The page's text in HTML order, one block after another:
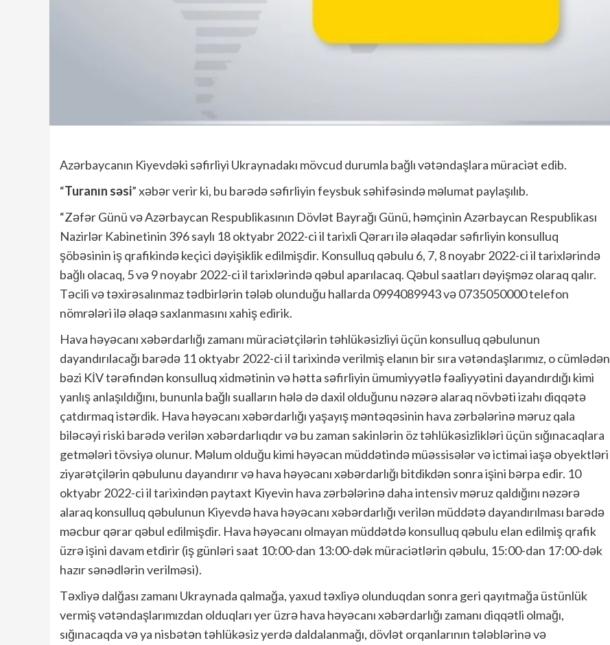
Azərbaycanın Kiyevdəki səfirliyi Ukraynadakı mövcud durumla bağlı vətəndaşlara müraciət edib.
“Turanın səsi” xəbər verir ki, bu barədə səfirliyin feysbuk səhifəsində məlumat paylaşılıb.
“Zəfər Günü və Azərbaycan Respublikasının Dövlət Bayrağı Günü, həmçinin Azərbaycan Respublikası
Nazirlər Kabinetinin 396 saylı 18 oktyabr 2022-ci il tarixli Qərarı ilə əlaqədar səfirliyin konsulluq
şöbəsinin iş qrafikində keçici dəyişiklik edilmişdir. Konsulluq qəbulu 6, 7, 8 noyabr 2022-ci il tarixlərində
bağlı olacaq, 5 və 9 noyabr 2022-ci il tarixlərində qəbul aparılacaq. Qəbul saatları dəyişməz olaraq qalır.
Təcili və təxirəsalınmaz tədbirlərin tələb olunduğu hallarda 0994089943 və 0735050000 telefon
nömrələri ilə əlaqə saxlanmasını xahiş edirik.
Hava həyəcanı xəbərdarlığı zamanı müraciətçilərin təhlükəsizliyi üçün konsulluq qəbulunun
dayandırılacağı barədə 11 oktyabr 2022-ci il tarixində verilmiş elanın bir sıra vətəndaşlarımız, o cümlədən
bəzi KİV tərəfindən konsulluq xidmətinin və hətta səfirliyin ümumiyyətlə fəaliyyətini dayandırdığı kimi
yanlış anlaşıldığını, bununla bağlı sualların hələ də daxil olduğunu nəzərə alaraq növbəti izahı diqqətə
çatdırmaq istərdik. Hava həyəcanı xəbərdarlığı yaşayış məntəqəsinin hava zərbələrinə məruz qala
biləcəyi riski barədə verilən xəbərdarlıqdır və bu zaman sakinlərin öz təhlükəsizlikləri üçün sığınacaqlara
getmələri tövsiyə olunur. Məlum olduğu kimi həyəcan müddətində müəssisələr və ictimai iaşə obyektləri
ziyarətçilərin qəbulunu dayandırır və hava həyəcanı xəbərdarlığı bitdikdən sonra işini bərpa edir. 10
oktyabr 2022-ci il tarixindən paytaxt Kiyevin hava zərbələrinə daha intensiv məruz qaldığını nəzərə
alaraq konsulluq qəbulunun Kiyevdə hava həyəcanı xəbərdarlığı verilən müddətə dayandırılması barədə
məcbur qərar qəbul edilmişdir. Hava həyəcanı olmayan müddətdə konsulluq qəbulu elan edilmiş qrafik
üzrə işini davam etdirir (iş günləri saat 10:00-dan 13:00-dək müraciətlərin qəbulu, 15:00-dan 17:00-dək
hazır sənədlərin verilməsi).
Təxliyə dalğası zamanı Ukraynada qalmağa, yaxud təxliyə olunduqdan sonra geri qayıtmağa üstünlük
vermiş vətəndaşlarımızdan olduqları yer üzrə hava həyəcanı xəbərdarlığı zamanı diqqətli olmağı,
sığınacaqda və ya nisbətən təhlükəsiz yerdə daldalanmağı, dövlət orqanlarının tələblərinə və